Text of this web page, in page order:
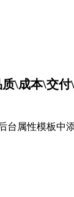
\成本\交付
台属性模板中